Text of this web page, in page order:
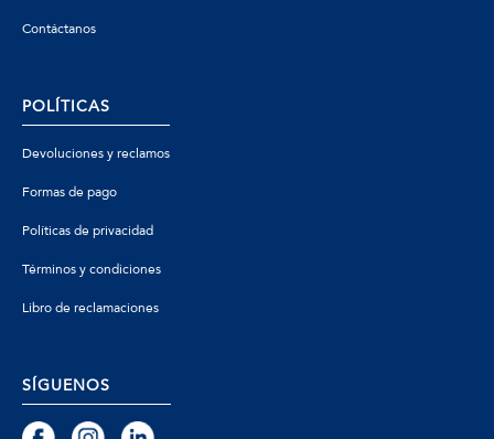
Contáctanos
POLÍTICAS
Devoluciones y reclamos
Formas de pago
Políticas de privacidad
Términos y condiciones
Libro de reclamaciones
SÍGUENOS